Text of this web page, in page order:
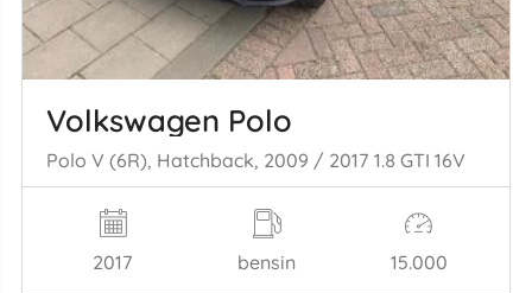
Volkswagen Polo
Polo V (6R), Hatchback, 2009 / 2017 1.8 GTI 16V
2017 bensin 15.000